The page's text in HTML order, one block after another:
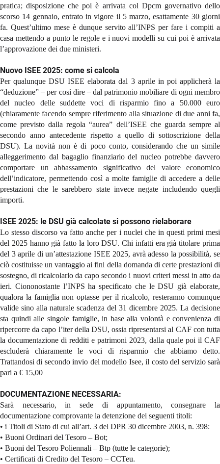
pratica; disposizione che poi è arrivata col Dpcm governativo dello
scorso 14 gennaio, entrato in vigore il 5 marzo, esattamente 30 giorni
fa. Quest’ultimo mese è dunque servito all’INPS per fare i compiti a
casa mettendo a punto le regole e i nuovi modelli su cui poi è arrivata
l’approvazione dei due ministeri.
Nuovo ISEE 2025: come si calcola
Per qualunque DSU ISEE elaborata dal 3 aprile in poi applicherà la
“deduzione” – per così dire – dal patrimonio mobiliare di ogni membro
del nucleo delle suddette voci di risparmio fino a 50.000 euro
(chiaramente facendo sempre riferimento alla situazione di due anni fa,
come previsto dalla regola “aurea” dell’ISEE che guarda sempre al
secondo anno antecedente rispetto a quello di sottoscrizione della
DSU). La novità non è di poco conto, considerando che un simile
alleggerimento dal bagaglio finanziario del nucleo potrebbe davvero
comportare un abbassamento significativo del valore economico
dell’indicatore, permettendo così a molte famiglie di accedere a delle
prestazioni che le sarebbero state invece negate includendo quegli
importi.
ISEE 2025: le DSU già calcolate si possono rielaborare
Lo stesso discorso va fatto anche per i nuclei che in questi primi mesi
del 2025 hanno già fatto la loro DSU. Chi infatti era già titolare prima
del 3 aprile di un’attestazione ISEE 2025, avrà adesso la possibilità, se
ciò costituisse un vantaggio ai fini della domanda di certe prestazioni di
sostegno, di ricalcolarlo da capo secondo i nuovi criteri messi in atto da
ieri. Ciononostante l’INPS ha specificato che le DSU già elaborate,
qualora la famiglia non optasse per il ricalcolo, resteranno comunque
valide sino alla naturale scadenza del 31 dicembre 2025. La decisione
sta quindi alle singole famiglie, in base alla volontà e convenienza di
ripercorre da capo l’iter della DSU, ossia ripresentarsi al CAF con tutta
la documentazione di redditi e patrimoni 2023, dalla quale poi il CAF
escluderà chiaramente le voci di risparmio che abbiamo detto.
Trattandosi di secondo invio del modello Isee, il costo del servizio sarà
pari a € 15,00
DOCUMENTAZIONE NECESSARIA:
Sarà necessario, in sede di appuntamento, consegnare la
documentazione comprovante la detenzione dei seguenti titoli:
• i Titoli di Stato di cui all’art. 3 del DPR 30 dicembre 2003, n. 398:
• Buoni Ordinari del Tesoro – Bot;
• Buoni del Tesoro Poliennali – Btp (tutte le categorie);
• Certificati di Credito del Tesoro – CCTeu.